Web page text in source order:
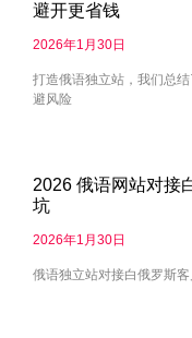
避开更省钱
2026年1月30日
打造俄语独立站，我们总
避风险
2026 俄语网站对接
坑
2026年1月30日
俄语独立站对接白俄罗斯